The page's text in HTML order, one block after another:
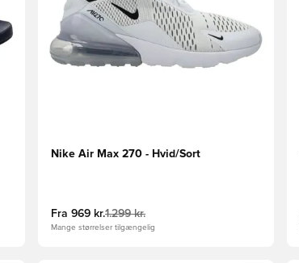
Nike Air Max 270 - Hvid/Sort
Fra 969 kr.1.299 kr.
Mange størrelser tilgængelig